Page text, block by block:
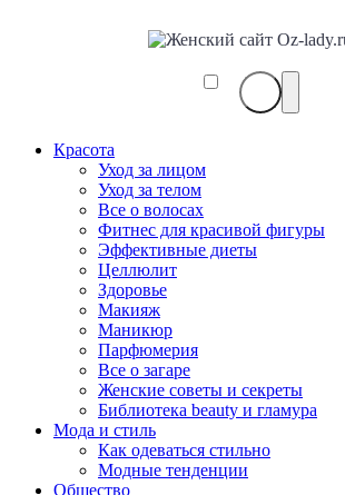
Красота
Уход за лицом
Уход за телом
Все о волосах
Фитнес для красивой фигуры
Эффективные диеты
Целлюлит
Здоровье
Макияж
Маникюр
Парфюмерия
Все о загаре
Женские советы и секреты
Библиотека beauty и гламура
Мода и стиль
Как одеваться стильно
Модные тенденции
Общество